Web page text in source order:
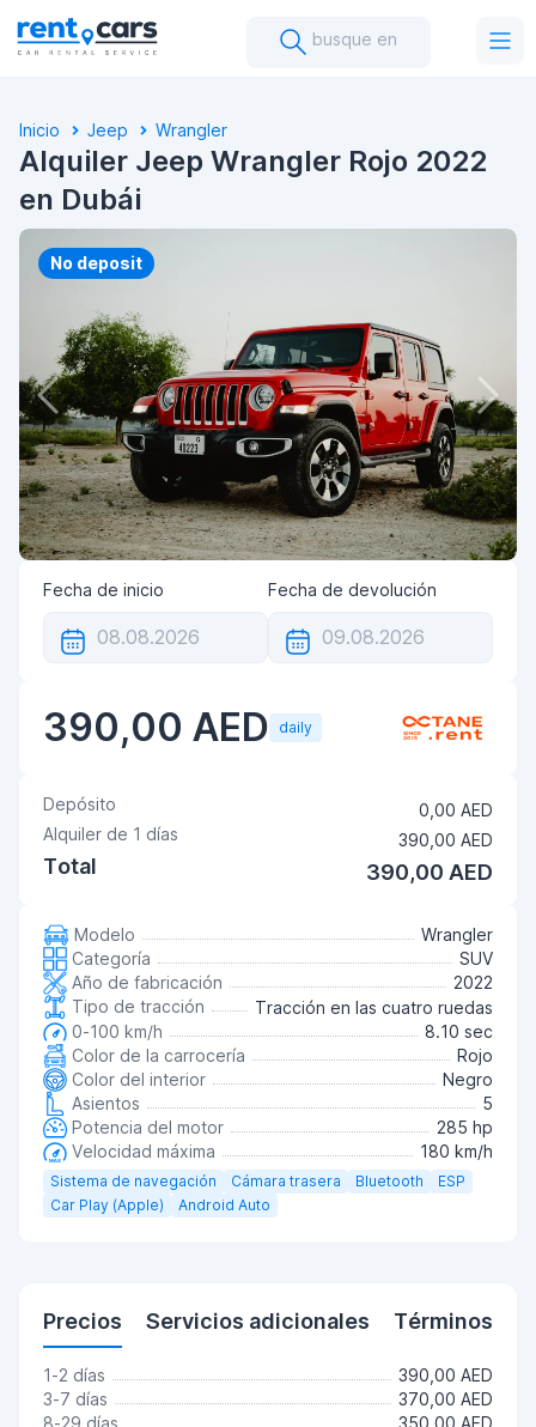
busque en
Inicio Jeep Wrangler
Alquiler Jeep Wrangler Rojo 2022
en Dubái
No deposit
Fecha de inicio Fecha de devolución
390,00 AED daily
Depósito
0,00 AED
Alquiler de 1 días 390,00 AED
Total 390,00 AED
Modelo
Wrangler
Categoría
SUV
Año de fabricación
2022
Tipo de tracción
Tracción en las cuatro ruedas
0-100 km/h
8.10 sec
Color de la carrocería
Rojo
Color del interior
Negro
Asientos
5
Potencia del motor
285 hp
Velocidad máxima
180 km/h
Sistema de navegación Cámara trasera Bluetooth
ESP
Car Play (Apple)
Android Auto
Precios Servicios adicionales Términos
1-2 días
390,00 AED
3-7 días
370,00 AED
8-29 días
350,00 AED